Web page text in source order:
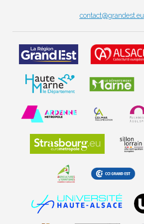
contact@grandest.eu